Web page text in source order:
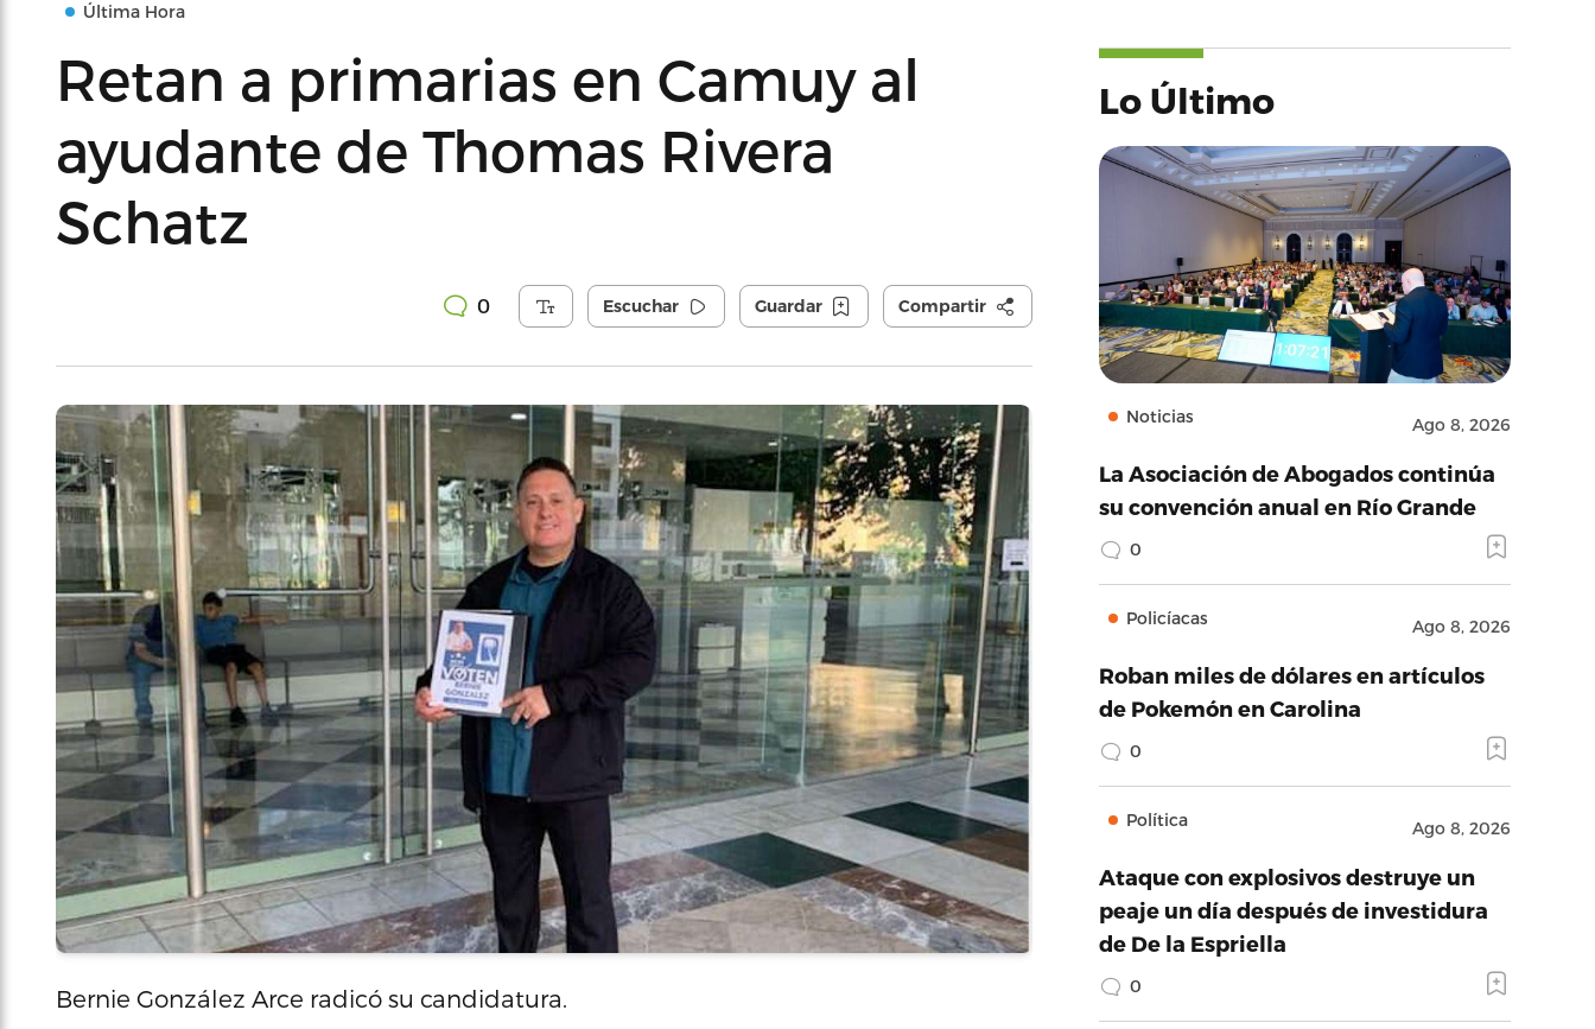
Última Hora
Retan a primarias en Camuy al
ayudante de Thomas Rivera
Schatz
0 Escuchar Guardar Compartir
Bernie González Arce radicó su candidatura.
Lo Último
Noticias Ago 8, 2026
La Asociación de Abogados continúa
su convención anual en Río Grande
0
Policíacas Ago 8, 2026
Roban miles de dólares en artículos
de Pokemón en Carolina
0
Política Ago 8, 2026
Ataque con explosivos destruye un
peaje un día después de investidura
de De la Espriella
0